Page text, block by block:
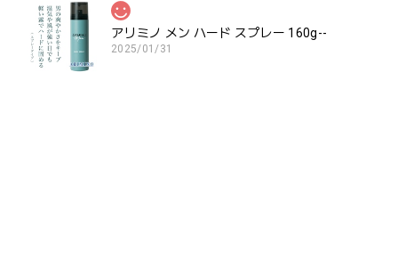
アリミノ メン ハード スプレー 160g--
2025/01/31